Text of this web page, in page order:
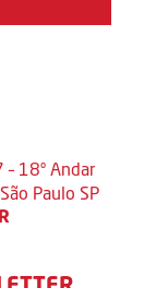
18º Andar
Paulo SP